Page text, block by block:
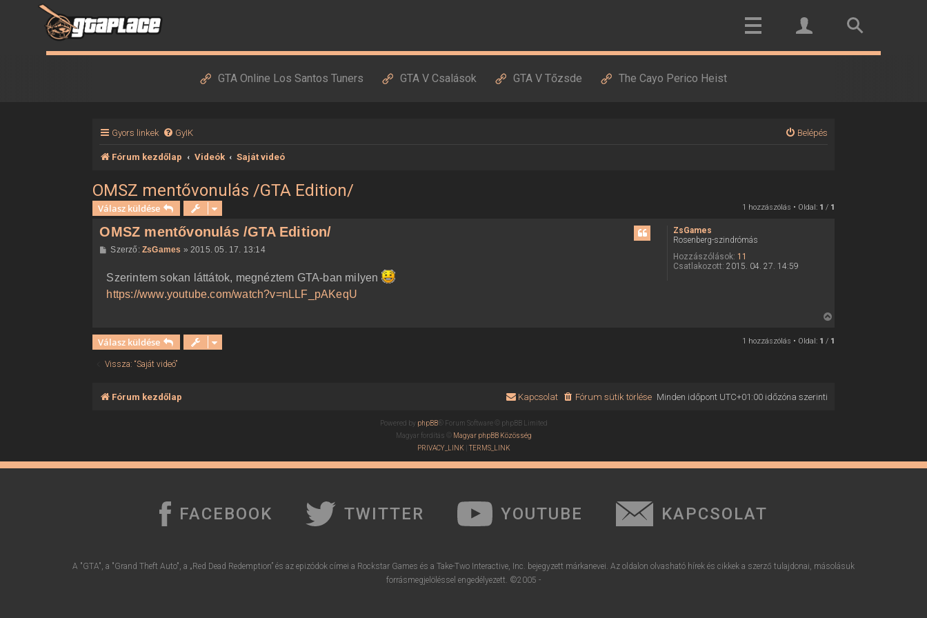
GTA Online Los Santos Tuners GTA V Csalások GTA V Tőzsde The Cayo Perico Heist
Gyors linkek GyIK Belépés
Fórum kezdőlap Videók Saját videó
OMSZ mentővonulás /GTA Edition/
Válasz küldése 1 hozzászólás • Oldal: 1 / 1
ZsGames
Rosenberg-szindrómás
Hozzászólások: 11
Csatlakozott: 2015. 04. 27. 14:59
OMSZ mentővonulás /GTA Edition/
H
z
á
s
á
s
Szerző:ZsGames »2015. 05. 17. 13:14
Szerintem sokan láttátok, megnéztem GTA-ban milyen
https://www.youtube.com/watch?v=nLLF_pAKeqU
s
j
Válasz küldése 1 hozzászólás • Oldal: 1 / 1
Vissza: “Saját videó”
Fórum kezdőlap Minden időpont UTC+01:00időzóna szerinti
Fórum sütik törlése
Kapcsolat
Powered by phpBB® Forum Software © phpBB Limited
Magyar fordítás © Magyar phpBB Közösség
PRIVACY_LINK|TERMS_LINK
FACEBOOK TWITTER YOUTUBE KAPCSOLAT
A "GTA", a "Grand Theft Auto", a „Red Dead Redemption” és az epizódok címei a Rockstar Games és a Take-Two Interactive, Inc. bejegyzett márkanevei. Az oldalon olvasható hírek és cikkek a szerző tulajdonai, másolásuk
forrásmegjelöléssel engedélyezett. ©2005 -